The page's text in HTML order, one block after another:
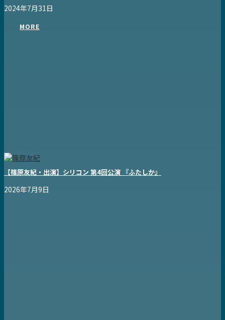
2024年7月31日
MORE
【篠原友紀・出演】シリコン 第4回公演 『ふたしか』
2026年7月9日